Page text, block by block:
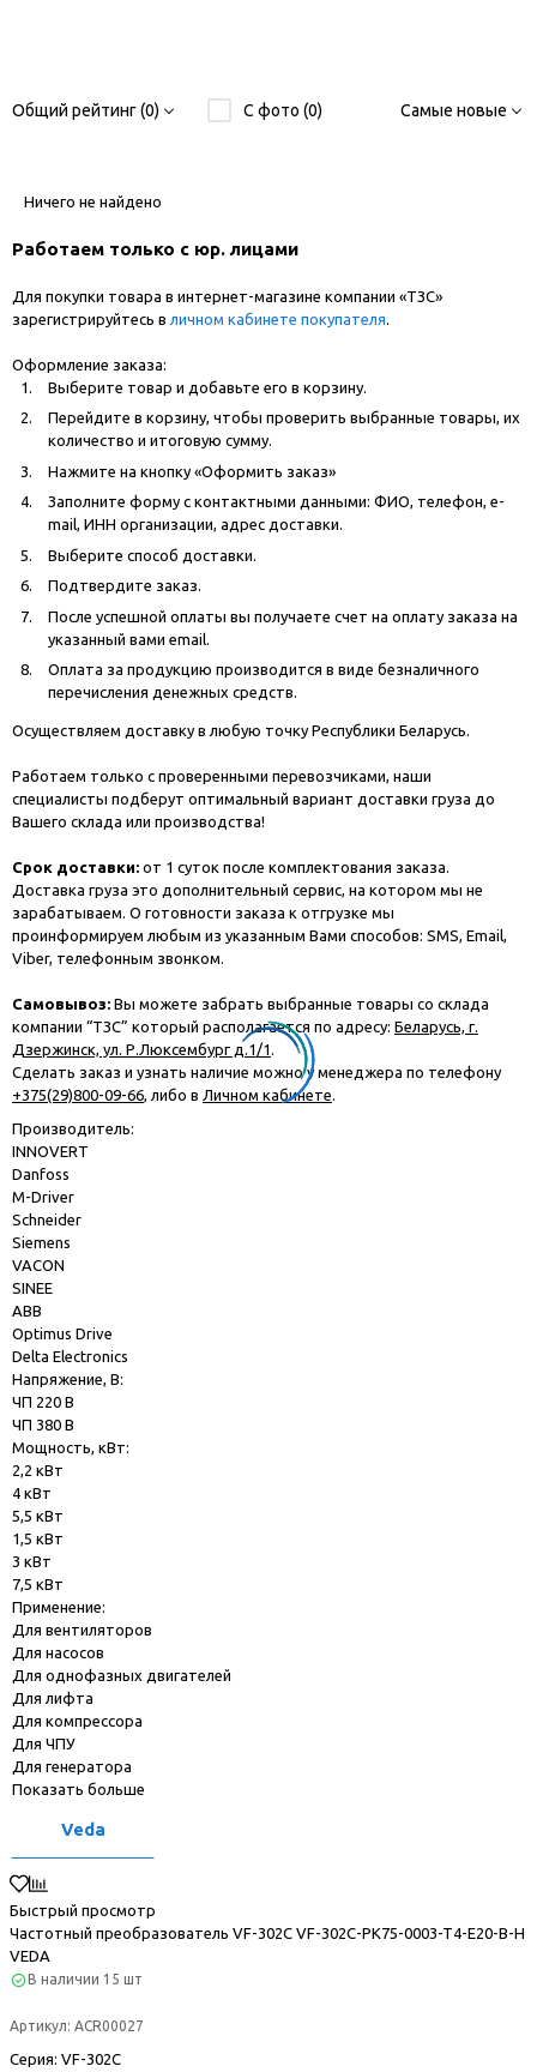
Общий рейтинг (0) С фото (0) Самые новые
Ничего не найдено
Работаем только с юр. лицами
Для покупки товара в интернет-магазине компании «ТЗС»
зарегистрируйтесь в личном кабинете покупателя
Оформление заказа:
Выберите товар и добавьте его в корзину.
Перейдите в корзину, чтобы проверить выбранные товары, их
количество и итоговую сумму.
Нажмите на кнопку «Оформить заказ»
Заполните форму с контактными данными: ФИО, телефон, e-
mail, ИНН организации, адрес доставки.
Выберите способ доставки.
Подтвердите заказ.
После успешной оплаты вы получаете счет на оплату заказа на
указанный вами email.
Оплата за продукцию производится в виде безналичного
перечисления денежных средств.
Осуществляем доставку в любую точку Республики Беларусь.
Работаем только с проверенными перевозчиками, наши
специалисты подберут оптимальный вариант доставки груза до
Вашего склада или производства!
Срок доставки: от 1 суток после комплектования заказа.
Доставка груза это дополнительный сервис, на котором мы не
зарабатываем. О готовности заказа к отгрузке мы
проинформируем любым из указанным Вами способов: SMS, Email,
Viber, телефонным звонком.
Самовывоз: Вы можете забрать выбранные товары со склада
компании “ТЗС” который располагается по адресу: Беларусь, г.
Дзержинск, ул. Р.Люксембург д.1/1 .
Сделать заказ и узнать наличие можно у менеджера по телефону
+375(29)800-09-66, либо в Личном кабинете.
Производитель:
INNOVERT
Danfoss
M-Driver
Schneider
Siemens
VACON
SINEE
ABB
Optimus Drive
Delta Electronics
Напряжение, В:
ЧП 220 В
ЧП 380 В
Мощность, кВт:
2,2 кВт
4 кВт
5,5 кВт
1,5 кВт
3 кВт
7,5 кВт
Применение:
Для вентиляторов
Для насосов
Для однофазных двигателей
Для лифта
Для компрессора
Для ЧПУ
Для генератора
Показать больше
Veda
Быстрый просмотр
Частотный преобразователь VF-302С VF-302C-PK75-0003-T4-E20-B-H
VEDA
В наличии 15 шт
Артикул: ACR00027
Серия: VF-302С